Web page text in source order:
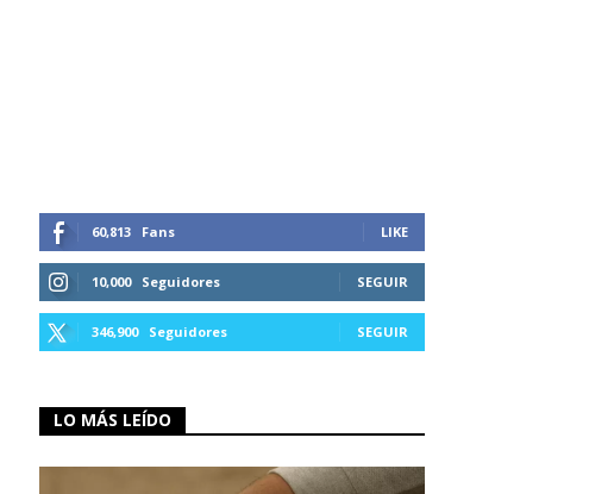
60,813 Fans LIKE
10,000 Seguidores SEGUIR
346,900 Seguidores SEGUIR
LO MÁS LEÍDO